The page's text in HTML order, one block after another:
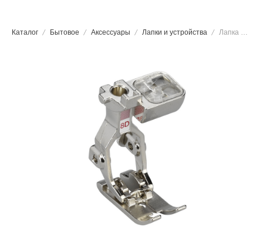
Каталог Бытовое Аксессуары Лапки и устройства